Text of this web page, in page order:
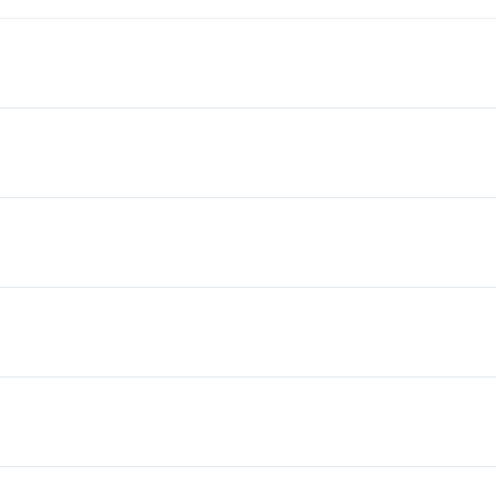
los buses de FlixBus. La empresa ofrece 27 salidas
los buses de Ecolines. La empresa ofrece 2 salidas
Aunque el precio promedio de este viaje es de $
pasajes que cuestan desde $ 87.235. El viaje más